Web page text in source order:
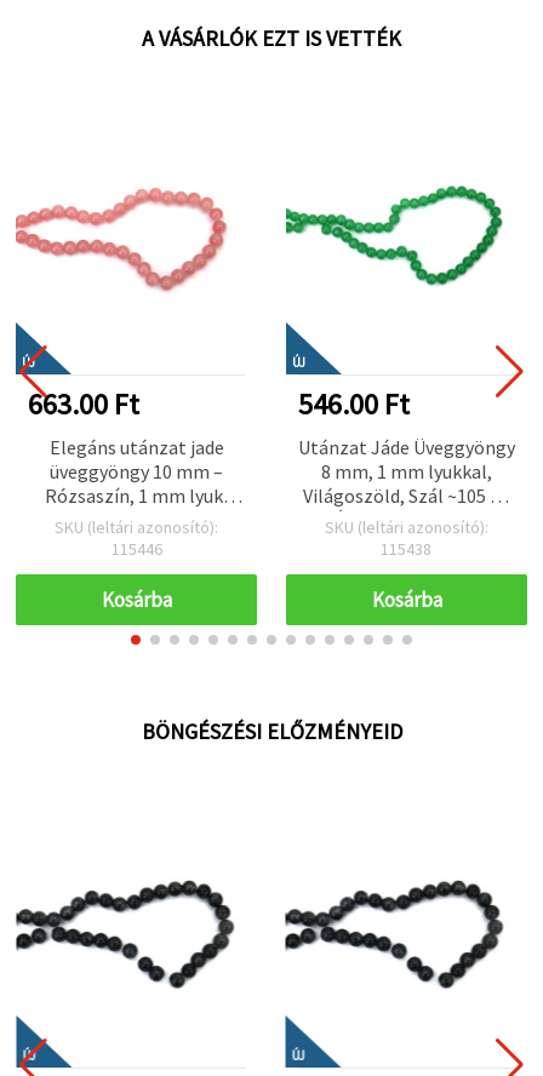
A VÁSÁRLÓK EZT IS VETTÉK
ÚJ
663.00 Ft
Elegáns utánzat jade
üveggyöngy 10 mm –
Rózsaszín, 1 mm lyuk,
szálon kb. 85 db –
romantikus
kecses kézműves
SKU (leltári azonosító):
115446
Kosárba
ÚJ
546.00 Ft
Utánzat Jáde Üveggyöngy
8 mm, 1 mm lyukkal,
Világoszöld, Szál ~105 db
– Ékszerkészítéshez,
Gyöngyfűzéshez és
Kellékekhez
SKU (leltári azonosító):
115438
Kosárba
BÖNGÉSZÉSI ELŐZMÉNYEID
ÚJ ÚJ